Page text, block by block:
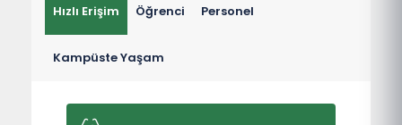
Hızlı Erişim Öğrenci Personel
Kampüste Yaşam